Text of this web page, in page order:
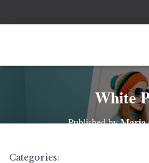
White
Published byMaria
Categories: